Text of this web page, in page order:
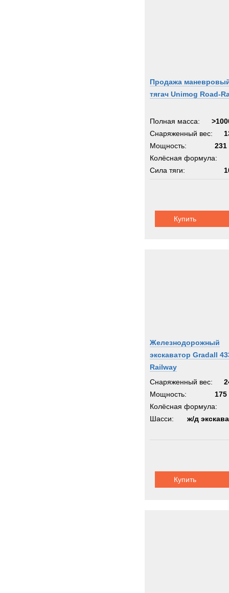
Продажа
тягач Unimog Road-
Полная масса:
Снаряженный вес:
Мощность:
231
Колёсная формула:
Сила тяги:
Купить
Железнодорожный
экскаватор Gradall
Railway
Снаряженный вес:
Мощность:
175
Колёсная формула:
Шасси:
ж/д
Купить